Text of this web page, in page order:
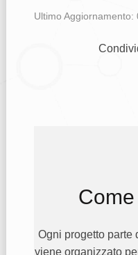
Ultimo
Ogni progetto
viene organizzato